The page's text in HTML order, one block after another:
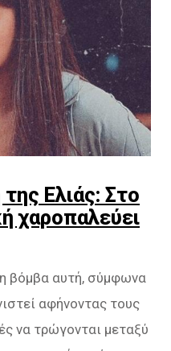
της Ελιάς: Στο
χαροπαλεύει
βόμβα αυτή, σύμφωνα
αφήνοντας τους
να τρώγονται μεταξύ